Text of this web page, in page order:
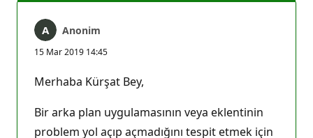
Anonim
15 Mar 2019 14:45
Merhaba Kürşat Bey,
Bir arka plan uygulamasının veya eklentinin
problem yol açıp açmadığını tespit etmek için